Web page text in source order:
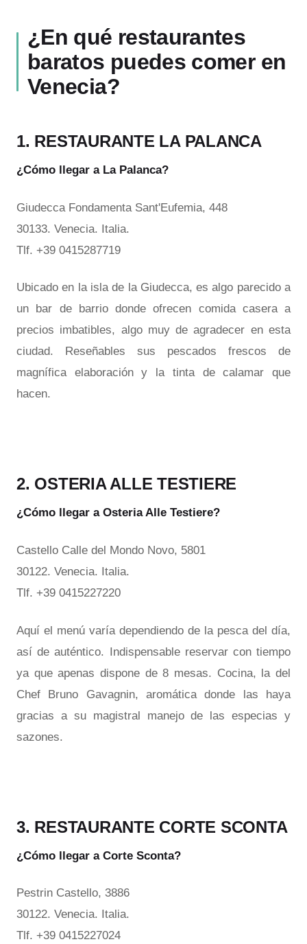
¿En qué restaurantes
baratos puedes comer en
Venecia?
1. RESTAURANTE LA PALANCA
¿Cómo llegar a La Palanca?
Giudecca Fondamenta Sant'Eufemia, 448
30133. Venecia. Italia.
Tlf. +39 0415287719
Ubicado en la isla de la Giudecca, es algo parecido a
un bar de barrio donde ofrecen comida casera a
precios imbatibles, algo muy de agradecer en esta
ciudad. Reseñables sus pescados frescos de
magnífica elaboración y la tinta de calamar que
hacen.
2. OSTERIA ALLE TESTIERE
¿Cómo llegar a Osteria Alle Testiere?
Castello Calle del Mondo Novo, 5801
30122. Venecia. Italia.
Tlf. +39 0415227220
Aquí el menú varía dependiendo de la pesca del día,
así de auténtico. Indispensable reservar con tiempo
ya que apenas dispone de 8 mesas. Cocina, la del
Chef Bruno Gavagnin, aromática donde las haya
gracias a su magistral manejo de las especias y
sazones.
3. RESTAURANTE CORTE SCONTA
¿Cómo llegar a Corte Sconta?
Pestrin Castello, 3886
30122. Venecia. Italia.
Tlf. +39 0415227024